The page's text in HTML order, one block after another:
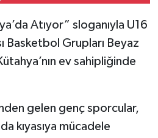
Atıyor” sloganıyla U16
Basketbol Grupları Beyaz
ev sahipliğinde
gelen genç sporcular,
kıyasıya mücadele